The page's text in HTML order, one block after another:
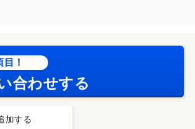
！
合わせする
加する